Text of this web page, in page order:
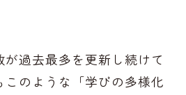
過去最多を更新し続けて
のような「学びの多様化